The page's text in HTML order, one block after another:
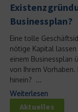
Businessplan?
Eine tolle
nötige Kapital
einem Businessplan
von Ihrem
hinein? ...
Weiterlesen
Aktuelles